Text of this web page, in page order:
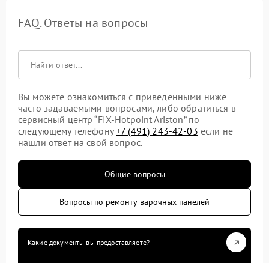
FAQ. Ответы на вопросы
Вы можете ознакомиться с приведенными ниже
часто задаваемыми вопросами, либо обратиться в
сервисный центр “FIX-Hotpoint Ariston” по
следующему телефону+7 (491) 243-42-03 если не
нашли ответ на свой вопрос.
Общие вопросы
Вопросы по ремонту варочных панелей
Какие документы вы предоставляете?